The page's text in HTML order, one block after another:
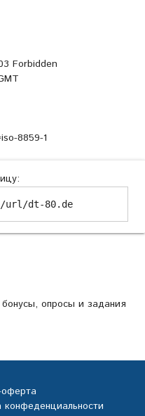
Forbidden
8859-1
url/dt-80.de
опросы и задания
конфеденциальности